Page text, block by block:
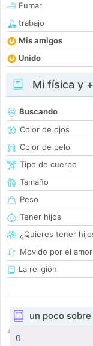
Fumar
trabajo
Mis amigos
Unido
Mi física y +
Buscando
Color de ojos
Color de pelo
Tipo de cuerpo
Tamaño
Peso
Tener hijos
¿Quieres tener
Movido por el amor
La religión
un poco sobre
0